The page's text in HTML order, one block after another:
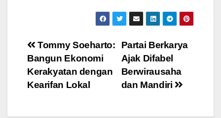
Post
navigation
Partai Berkarya
Ajak Difabel
Berwirausaha
dan Mandiri
Tommy Soeharto:
Bangun Ekonomi
Kerakyatan dengan
Kearifan Lokal